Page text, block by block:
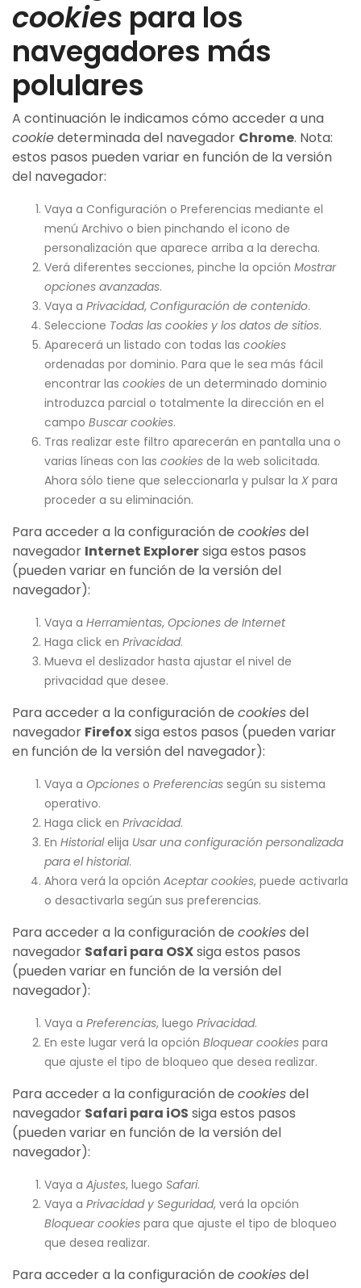
cookies para los
navegadores más
polulares
A continuación le indicamos cómo acceder a una
cookiedeterminada del navegador Chrome. Nota:
estos pasos pueden variar en función de la versión
del navegador:
Vaya a Configuración o Preferencias mediante el
menú Archivo o bien pinchando el icono de
personalización que aparece arriba a la derecha.
Verá diferentes secciones, pinche la opción Mostrar
opciones avanzadas.
Vaya a Privacidad, Configuración de contenido.
Seleccione Todas las cookies y los datos de sitios.
Aparecerá un listado con todas las cookies
ordenadas por dominio. Para que le sea más fácil
encontrar las cookies de un determinado dominio
introduzca parcial o totalmente la dirección en el
campo Buscar cookies.
Tras realizar este filtro aparecerán en pantalla una o
varias líneas con las cookies de la web solicitada.
Ahora sólo tiene que seleccionarla y pulsar la X para
proceder a su eliminación.
Para acceder a la configuración de cookiesdel
navegador Internet Explorersiga estos pasos
(pueden variar en función de la versión del
navegador):
Vaya a Herramientas, Opciones de Internet
Haga click en Privacidad.
Mueva el deslizador hasta ajustar el nivel de
privacidad que desee.
Para acceder a la configuración de cookiesdel
navegador Firefoxsiga estos pasos (pueden variar
en función de la versión del navegador):
Vaya a Opciones o Preferencias según su sistema
operativo.
Haga click en Privacidad.
En Historialelija Usar una configuración personalizada
para el historial.
Ahora verá la opción Aceptar cookies, puede activarla
o desactivarla según sus preferencias.
Para acceder a la configuración de cookiesdel
navegador Safari para OSXsiga estos pasos
(pueden variar en función de la versión del
navegador):
Vaya a Preferencias, luego Privacidad.
En este lugar verá la opción Bloquear cookies para
que ajuste el tipo de bloqueo que desea realizar.
Para acceder a la configuración de cookiesdel
navegador Safari para iOS siga estos pasos
(pueden variar en función de la versión del
navegador):
Vaya a Ajustes, luego Safari.
Vaya a Privacidad y Seguridad, verá la opción
Bloquear cookies para que ajuste el tipo de bloqueo
que desea realizar.
Para acceder a la configuración de cookiesdel